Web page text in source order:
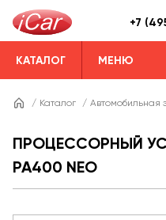
+7
КАТАЛОГ МЕНЮ
/ Каталог / Автомобильная
ПРОЦЕССОРНЫЙ
PA400 NEO